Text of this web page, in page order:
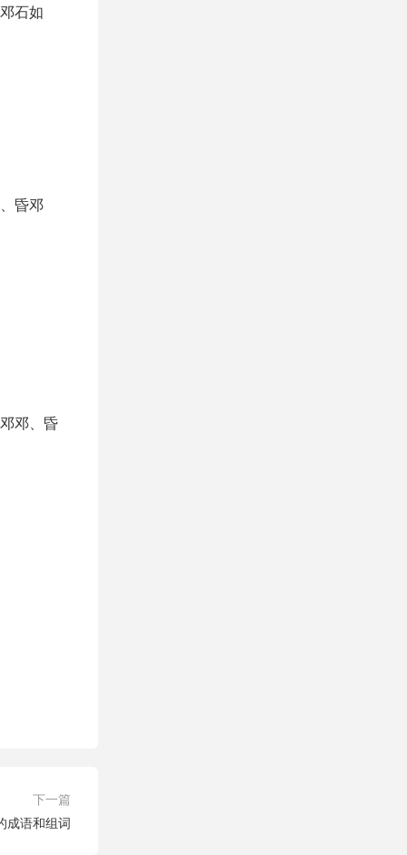
石如
昏邓
邓、昏
下一篇
成语和组词